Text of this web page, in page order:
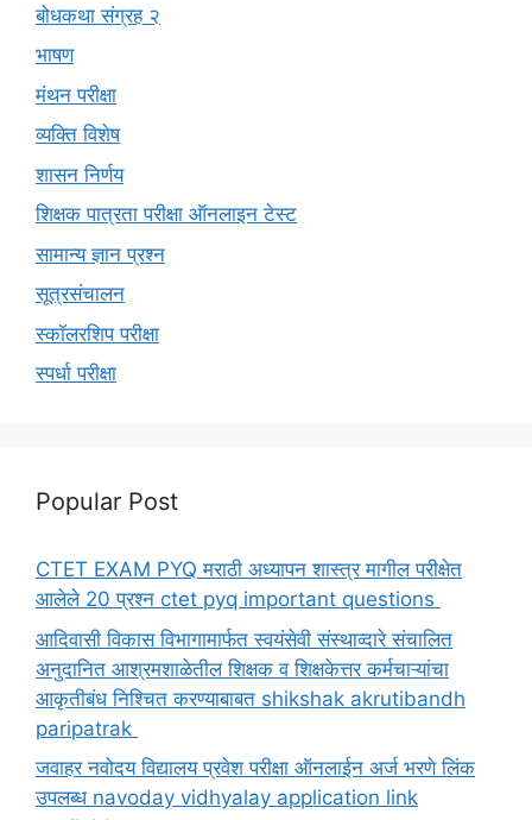
बोधकथा संग्रह २
भाषण
मंथन परीक्षा
व्यक्ति विशेष
शासन निर्णय
शिक्षक पात्रता परीक्षा ऑनलाइन टेस्ट
सामान्य ज्ञान प्रश्न
सूत्रसंचालन
स्कॉलरशिप परीक्षा
स्पर्धा परीक्षा
Popular Post
CTET EXAM PYQ मराठी अध्यापन शास्त्र मागील परीक्षेत
आलेले 20 प्रश्न ctet pyq important questions
आदिवासी विकास विभागामार्फत स्वयंसेवी संस्थाव्दारे संचालित
अनुदानित आश्रमशाळेतील शिक्षक व शिक्षकेत्तर कर्मचाऱ्यांचा
आकृतीबंध निश्चित करण्याबाबत shikshak akrutibandh
paripatrak
जवाहर नवोदय विद्यालय प्रवेश परीक्षा ऑनलाईन अर्ज भरणे लिंक
उपलब्ध navoday vidhyalay application link